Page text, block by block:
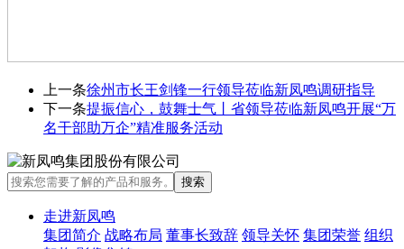
上一条徐州市长王剑锋一行领导莅临新凤鸣调研指导
下一条提振信心，鼓舞士气丨省领导莅临新凤鸣开展“万
名干部助万企”精准服务活动
走进新凤鸣
集团简介 战略布局 董事长致辞 领导关怀 集团荣誉 组织